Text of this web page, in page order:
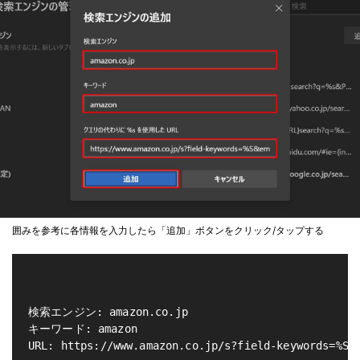
囲みを参考に各情報を入力したら「追加」ボタンをクリック/タップする
検索エンジン: amazon.co.jp
キーワード: amazon